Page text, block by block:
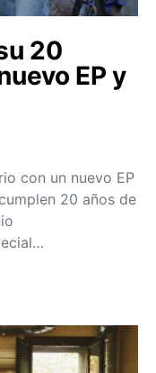
20
EP y
con un nuevo EP
20 años de